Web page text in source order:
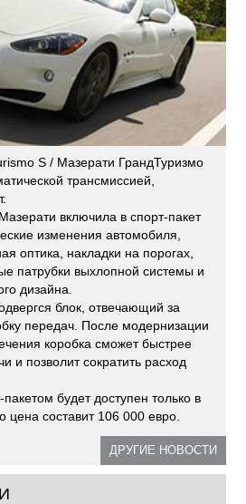
S / Мазерати ГрандТуризмо
трансмиссией,
включила в спорт-пакет
изменения автомобиля,
оптика, накладки на порогах,
патрубки выхлопной системы и
дизайна.
блок, отвечающий за
передач. После модернизации
коробка сможет быстрее
и позволит сократить расход
будет доступен только в
цена составит 106 000 евро.
ДРУГИЕ НОВОСТИ